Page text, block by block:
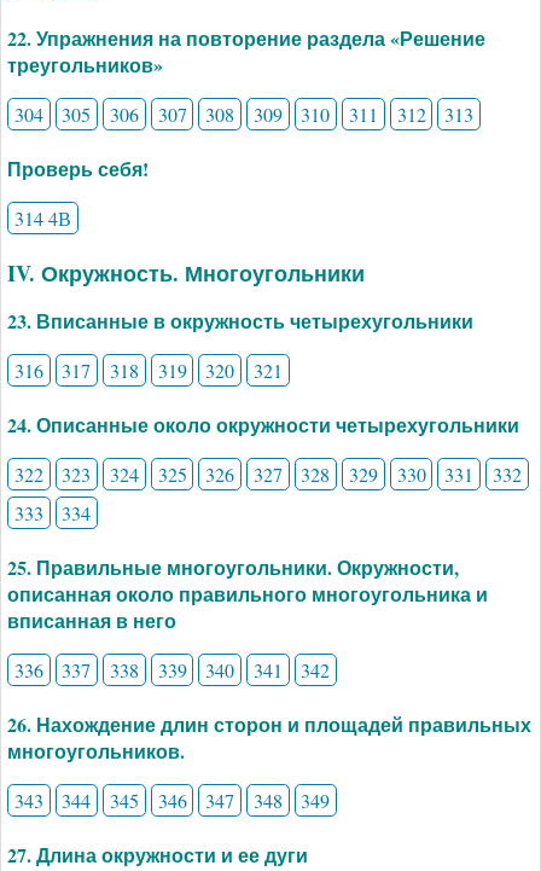
22. Упражнения на повторение раздела «Решение
треугольников»
304 305 306 307 308 309 310 311 312 313
Проверь себя!
314 4В
IV. Окружность. Многоугольники
23. Вписанные в окружность четырехугольники
316 317 318 319 320 321
24. Описанные около окружности четырехугольники
322 323 324 325 326 327 328 329 330 331
332
333
334
25. Правильные многоугольники. Окружности,
описанная около правильного многоугольника и
вписанная в него
336 337 338 339 340 341 342
26. Нахождение длин сторон и площадей правильных
многоугольников.
343 344 345 346 347 348 349
27. Длина окружности и ее дуги